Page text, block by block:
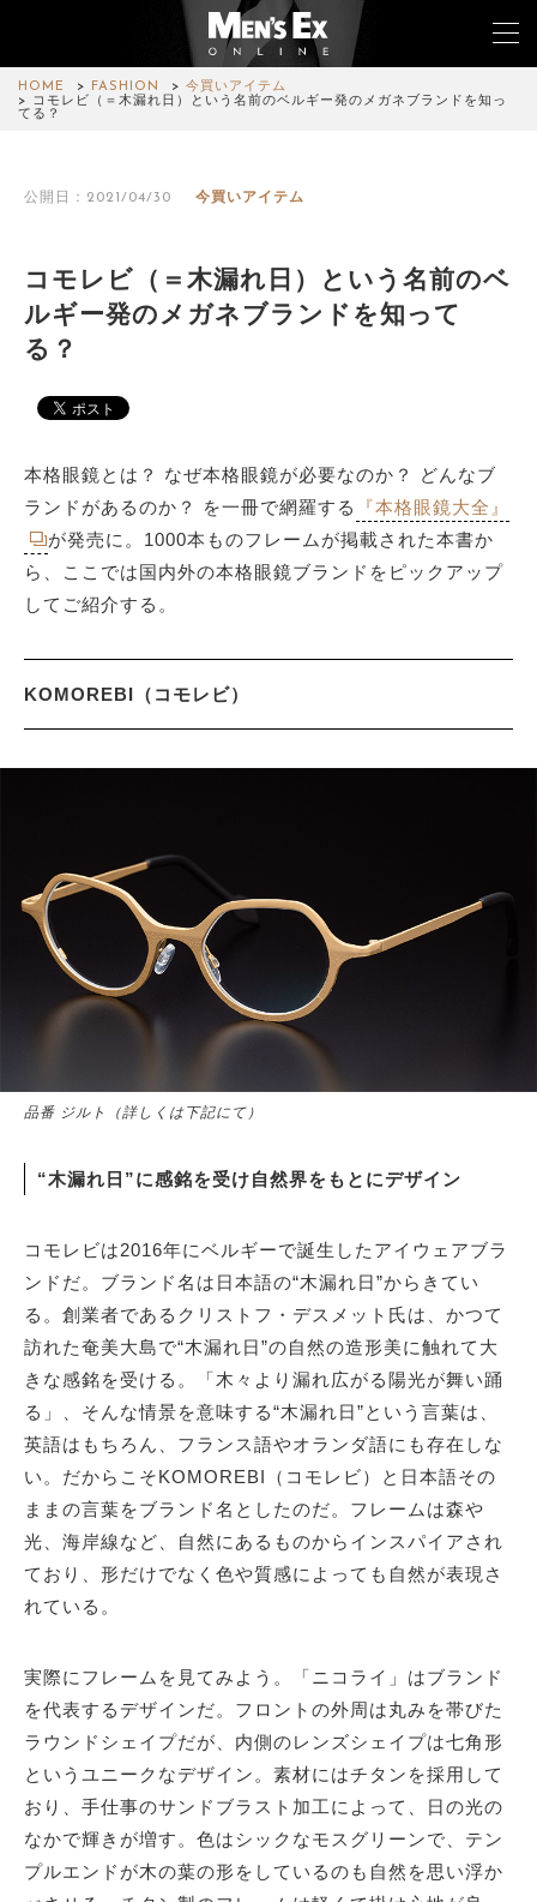
HOME FASHION
今買いアイテム
コモレビ（＝木漏れ日）という名前のベルギー発のメガネブランドを知っ
てる？
公開日：2021/04/30 今買いアイテム
コモレビ（＝木漏れ日）という名前のベ
ルギー発のメガネブランドを知って
る？
本格眼鏡とは？ なぜ本格眼鏡が必要なのか？ どんなブ
ランドがあるのか？ を一冊で網羅する
『本格眼鏡大全』
が発売に。1000本ものフレームが掲載された本書か
ら、ここでは国内外の本格眼鏡ブランドをピックアップ
してご紹介する。
KOMOREBI（コモレビ）
品番 ジルト（詳しくは下記にて）
“木漏れ日”に感銘を受け自然界をもとにデザイン
コモレビは2016年にベルギーで誕生したアイウェアブラ
ンドだ。ブランド名は日本語の“木漏れ日”からきてい
る。創業者であるクリストフ・デスメット氏は、かつて
訪れた奄美大島で“木漏れ日”の自然の造形美に触れて大
きな感銘を受ける。「木々より漏れ広がる陽光が舞い踊
る」、そんな情景を意味する“木漏れ日”という言葉は、
英語はもちろん、フランス語やオランダ語にも存在しな
い。だからこそKOMOREBI（コモレビ）と日本語その
ままの言葉をブランド名としたのだ。フレームは森や
光、海岸線など、自然にあるものからインスパイアされ
ており、形だけでなく色や質感によっても自然が表現さ
れている。
実際にフレームを見てみよう。「ニコライ」はブランド
を代表するデザインだ。フロントの外周は丸みを帯びた
ラウンドシェイプだが、内側のレンズシェイプは七角形
というユニークなデザイン。素材にはチタンを採用して
おり、手仕事のサンドブラスト加工によって、日の光の
なかで輝きが増す。色はシックなモスグリーンで、テン
プルエンドが木の葉の形をしているのも自然を思い浮か
FASHION
CAR&BIKE
COLUMN
MAGAZINE
ABOUT SITE